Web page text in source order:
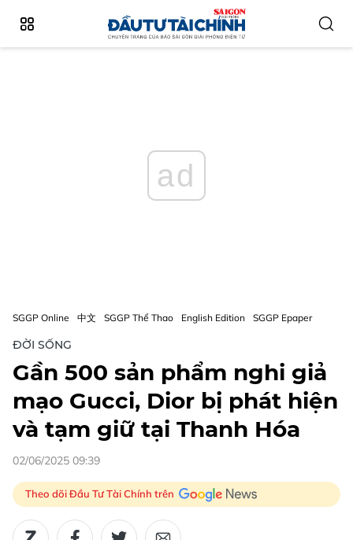
ad
SGGP Online 中文 SGGP Thể Thao English Edition SGGP Epaper
ĐỜI SỐNG
Gần 500 sản phẩm nghi giả
mạo Gucci, Dior bị phát hiện
và tạm giữ tại Thanh Hóa
02/06/2025 09:39
Theo dõi Đầu Tư Tài Chính trên